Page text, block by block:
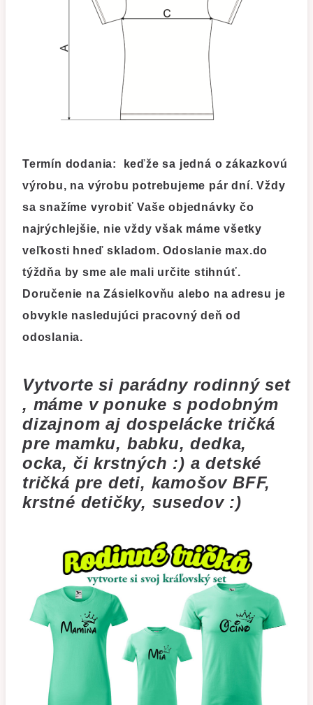
Termín dodania:
keďže sa jedná o zákazkovú
výrobu, na výrobu potrebujeme pár dní. Vždy
sa snažíme vyrobiť Vaše objednávky čo
najrýchlejšie, nie vždy však máme všetky
veľkosti hneď skladom. Odoslanie max.do
týždňa by sme ale mali určite stihnúť.
Doručenie na Zásielkovňu alebo na adresu je
obvykle nasledujúci pracovný deň od
odoslania.
Vytvorte si parádny rodinný set
, máme v ponuke s podobným
dizajnom aj dospelácke tričká
pre mamku, babku, dedka,
ocka, či krstných :) a detské
tričká pre deti, kamošov BFF,
krstné detičky, susedov :)